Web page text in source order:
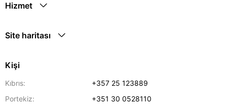
Hizmet
Site haritası
Kişi
Kıbrıs:
+357 25 123889
Portekiz:
+351 30 0528110